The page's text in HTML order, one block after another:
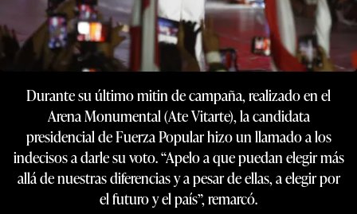
Durante su último mitin de campaña, realizado en el
Arena Monumental (Ate Vitarte), la candidata
presidencial de Fuerza Popular hizo un llamado a los
indecisos a darle su voto. “Apelo a que puedan elegir más
allá de nuestras diferencias y a pesar de ellas, a elegir por
el futuro y el país”, remarcó.